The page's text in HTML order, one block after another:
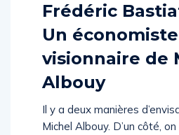
Frédéric
Un économiste
visionnaire de
Albouy
Il y a deux manières
Michel Albouy. D’un côté,